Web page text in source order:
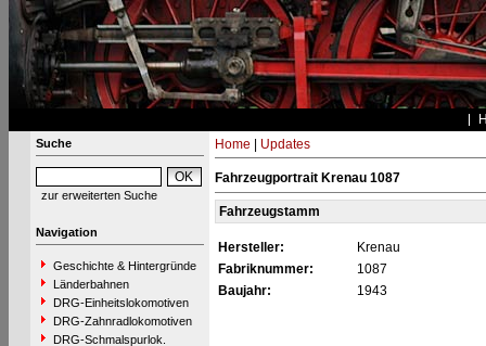
Suche
zur erweiterten Suche
Navigation
Geschichte & Hintergründe
Länderbahnen
DRG-Einheitslokomotiven
DRG-Zahnradlokomotiven
DRG-Schmalspurlok.
Home Updates
Fahrzeugportrait Krenau 1087
Fahrzeugstamm
Hersteller:
Krenau
Fabriknummer:
1087
Baujahr:
1943